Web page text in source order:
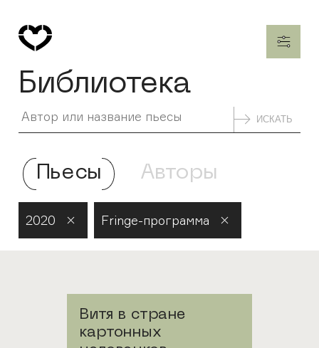
Пьесы Авторы
Библиотека
ИСКАТЬ
2020 Fringe-программа
Витя в стране
картонных